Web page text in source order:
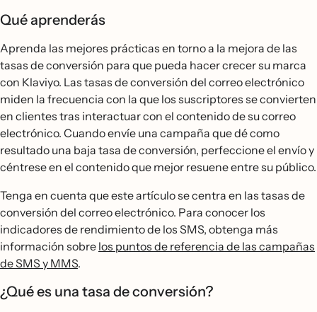
Qué aprenderás
Aprenda las mejores prácticas en torno a la mejora de las
tasas de conversión para que pueda hacer crecer su marca
con Klaviyo. Las tasas de conversión del correo electrónico
miden la frecuencia con la que los suscriptores se convierten
en clientes tras interactuar con el contenido de su correo
electrónico. Cuando envíe una campaña que dé como
resultado una baja tasa de conversión, perfeccione el envío y
céntrese en el contenido que mejor resuene entre su público.
Tenga en cuenta que este artículo se centra en las tasas de
conversión del correo electrónico. Para conocer los
indicadores de rendimiento de los SMS, obtenga más
información sobre los puntos de referencia de las campañas
de SMS y MMS.
¿Qué es una tasa de conversión?